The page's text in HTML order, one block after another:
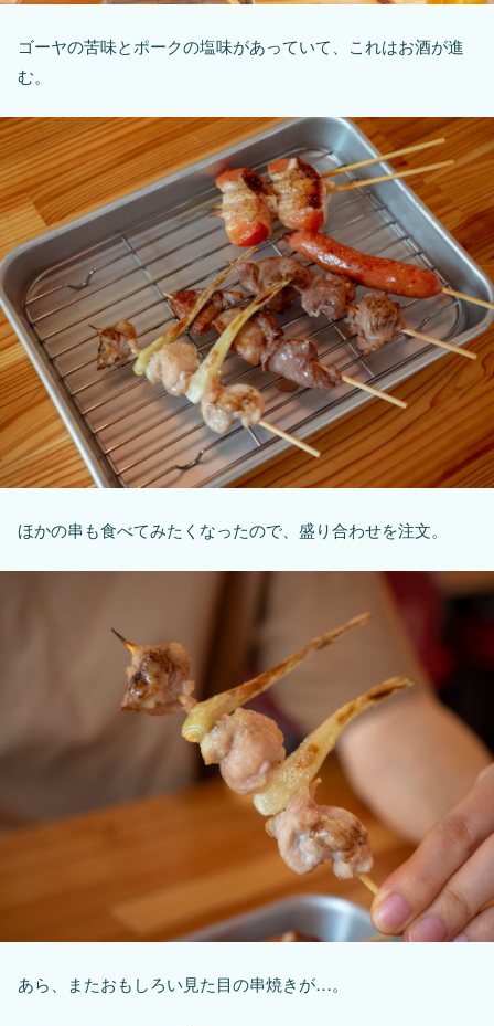
ゴーヤの苦味とポークの塩味があっていて、これはお酒が進
む。
ほかの串も食べてみたくなったので、盛り合わせを注文。
あら、またおもしろい見た目の串焼きが…。